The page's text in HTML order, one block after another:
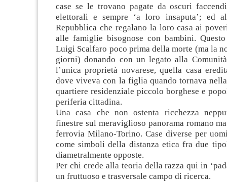
case se le trovano pagate da oscuri
elettorali e sempre ‘a loro insaputa’; ed
Repubblica che regalano la loro casa ai
alle famiglie bisognose con bambini.
Luigi Scalfaro poco prima della morte (ma la
giorni) donando con un legato alla
l’unica proprietà novarese, quella casa
dove viveva con la figlia quando tornava
quartiere residenziale piccolo borghese e
periferia cittadina.
Una casa che non ostenta ricchezza
finestre sul meraviglioso panorama romano
ferrovia Milano-Torino. Case diverse per
come simboli della distanza etica fra due
diametralmente opposte.
Per chi crede alla teoria della razza qui in
un fruttuoso e trasversale campo di ricerca.